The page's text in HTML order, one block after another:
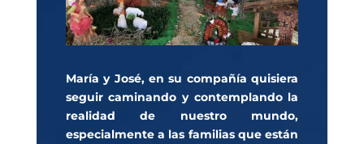
María y José, en su compañía quisiera
seguir caminando y contemplando la
realidad de nuestro mundo,
especialmente a las familias que están